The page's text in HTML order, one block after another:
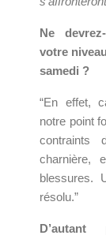
Ne
votre
samedi ?
“En effet,
notre point
contraints
charnière,
blessures.
résolu.”